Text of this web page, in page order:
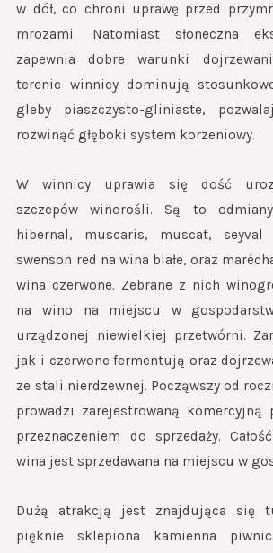
w dół, co chroni uprawę przed
mrozami. Natomiast słoneczna
zapewnia dobre warunki
terenie winnicy dominują
gleby piaszczysto-gliniaste,
rozwinąć głęboki system korzeniowy.
W winnicy uprawia się dość
szczepów winorośli. Są to
hibernal, muscaris, muscat,
swenson red na wina białe, oraz
wina czerwone. Zebrane z nich
na wino na miejscu w
urządzonej niewielkiej przetwórni.
jak i czerwone fermentują oraz
ze stali nierdzewnej. Począwszy od
prowadzi zarejestrowaną komercyjną
przeznaczeniem do sprzedaży.
wina jest sprzedawana na miejscu w
Dużą atrakcją jest znajdująca się
pięknie sklepiona kamienna